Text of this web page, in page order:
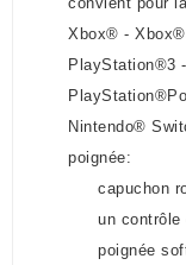
Xbox® -
PlayStation®3
Nintendo®
poignée:
capuchon
un contrôle
poignée